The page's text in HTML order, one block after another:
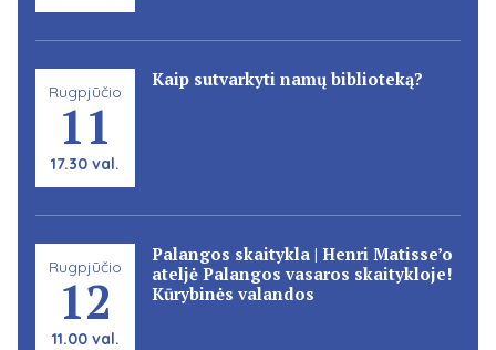
Rugpjūčio
11
17.30 val.
Kaip sutvarkyti namų biblioteką?
Rugpjūčio
12
11.00 val.
Palangos skaitykla | Henri Matisse’o
ateljė Palangos vasaros skaitykloje!
Kūrybinės valandos